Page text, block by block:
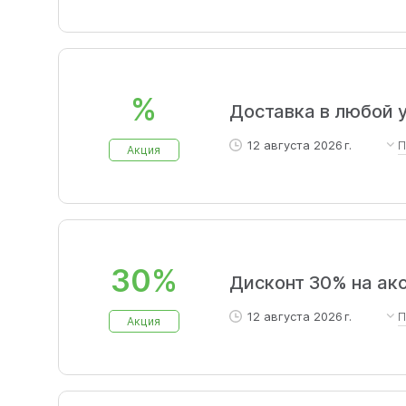
%
Акция
Доставка в любой
12 августа 2026 г.
Бесплатная доставка
преимущество сервиса.
делают получение
30%
Акция
Дисконт 30% на
12 августа 2026 г.
Скидка на любые
для ухода за кожей.